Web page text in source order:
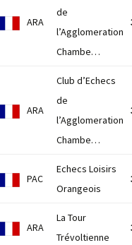
ARA
de
l’Agglomeration
Chambe…
ARA
Club d’Echecs
de
l’Agglomeration
Chambe…
PAC
Echecs Loisirs
Orangeois
ARA
La Tour
Trévoltienne